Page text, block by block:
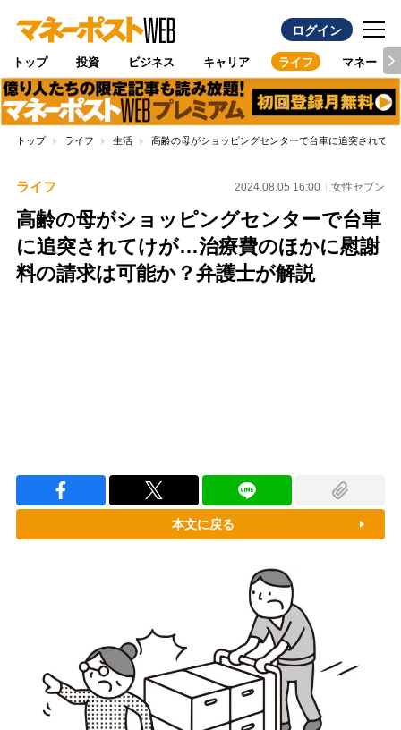
ログイン
トップ 投資 ビジネス キャリア ライフ マネー
トップ ライフ 生活 高齢の母がショッピングセンターで台車に追突されて
ライフ 2024.08.05 16:00 女性セブン
高齢の母がショッピングセンターで台車
に追突されてけが…治療費のほかに慰謝
料の請求は可能か？弁護士が解説
本文に戻る